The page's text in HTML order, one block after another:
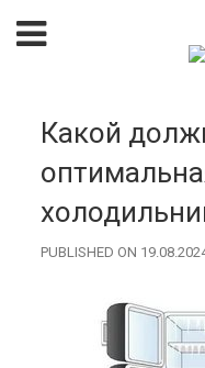
Какой
PUBLISHED ON